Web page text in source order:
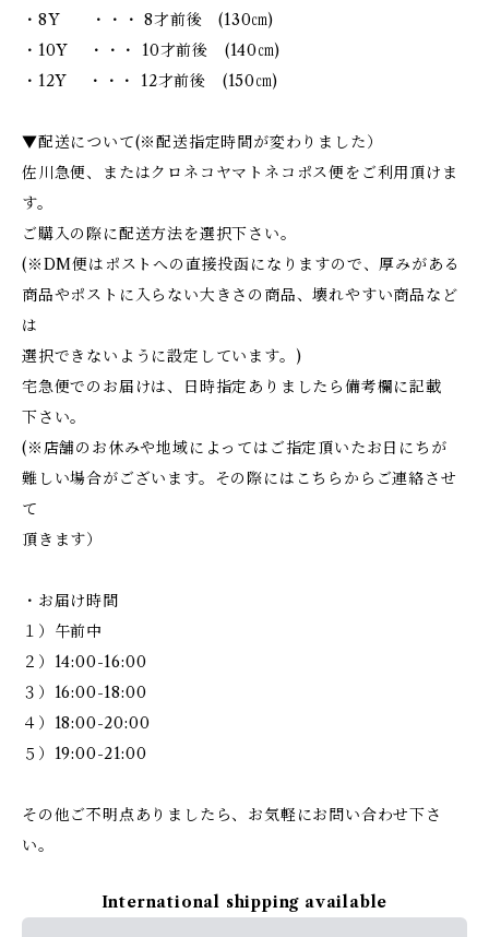
・8Y ・・・ 8才前後 (130㎝)
・10Y ・・・ 10才前後 (140㎝)
・12Y ・・・ 12才前後 (150㎝)
▼配送について(※配送指定時間が変わりました）
佐川急便、またはクロネコヤマトネコポス便をご利用頂けま
す。
ご購入の際に配送方法を選択下さい。
(※DM便はポストへの直接投函になりますので、厚みがある
商品やポストに入らない大きさの商品、壊れやすい商品など
は
選択できないように設定しています。)
宅急便でのお届けは、日時指定ありましたら備考欄に記載
下さい。
(※店舗のお休みや地域によってはご指定頂いたお日にちが
難しい場合がございます。その際にはこちらからご連絡させ
て
頂きます）
・お届け時間
１）午前中
２）14:00-16:00
３）16:00-18:00
４）18:00-20:00
５）19:00-21:00
その他ご不明点ありましたら、お気軽にお問い合わせ下さ
い。
International shipping available